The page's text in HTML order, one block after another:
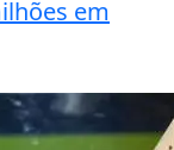
em